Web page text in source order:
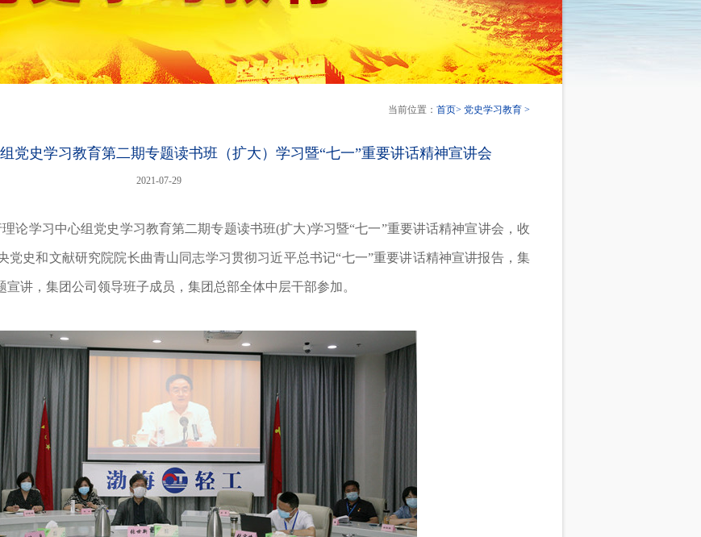
当前位置： 首页> 党史学习教育 >
党史学习教育第二期专题读书班（扩大）学习暨“七一”重要讲话精神宣讲会
2021-07-29
学习中心组党史学习教育第二期专题读书班(扩大)学习暨“七一”重要讲话精神宣讲会，收
党史和文献研究院院长曲青山同志学习贯彻习近平总书记“七一”重要讲话精神宣讲报告，集
讲，集团公司领导班子成员，集团总部全体中层干部参加。